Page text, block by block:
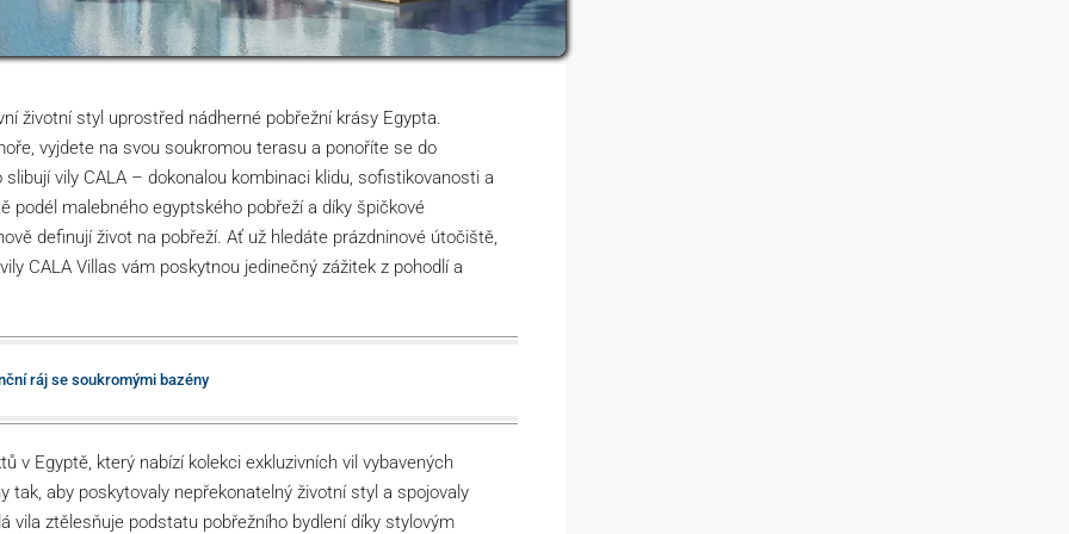
životní styl uprostřed nádherné pobřežní krásy Egypta.
vyjdete na svou soukromou terasu a ponoříte se do
vily CALA – dokonalou kombinaci klidu, sofistikovanosti a
podél malebného egyptského pobřeží a díky špičkové
definují život na pobřeží. Ať už hledáte prázdninové útočiště,
CALA Villas vám poskytnou jedinečný zážitek z pohodlí a
ráj se soukromými bazény
v Egyptě, který nabízí kolekci exkluzivních vil vybavených
aby poskytovaly nepřekonatelný životní styl a spojovaly
ztělesňuje podstatu pobřežního bydlení díky stylovým